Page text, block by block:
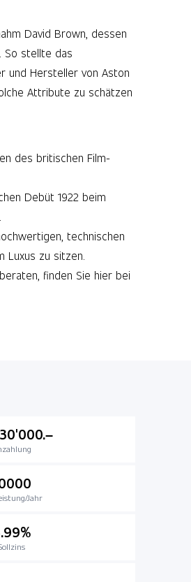
David Brown, dessen
So stellte das
und Hersteller von Aston
Attribute zu schätzen
des britischen Film-
Debüt 1922 beim
technischen
zu sitzen.
finden Sie hier bei
Jahr